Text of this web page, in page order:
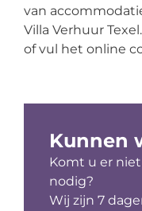
van
Villa Verhuur
of vul het online
Kunnen
Komt u er
nodig?
Wij zijn 7